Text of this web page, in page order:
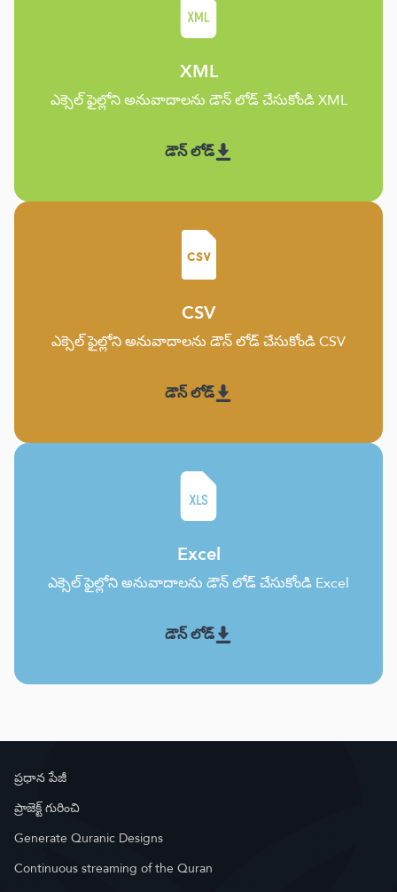
XML
ఎక్సెల్ ఫైల్లోని అనువాదాలను డౌన్ లోడ్ చేసుకోండి XML
డౌన్ లోడ్
CSV
ఎక్సెల్ ఫైల్లోని అనువాదాలను డౌన్ లోడ్ చేసుకోండి CSV
డౌన్ లోడ్
Excel
ఎక్సెల్ ఫైల్లోని అనువాదాలను డౌన్ లోడ్ చేసుకోండి Excel
డౌన్ లోడ్
ప్రధాన పేజీ
ప్రాజెక్ట్ గురించి
Generate Quranic Designs
Continuous streaming of the Quran